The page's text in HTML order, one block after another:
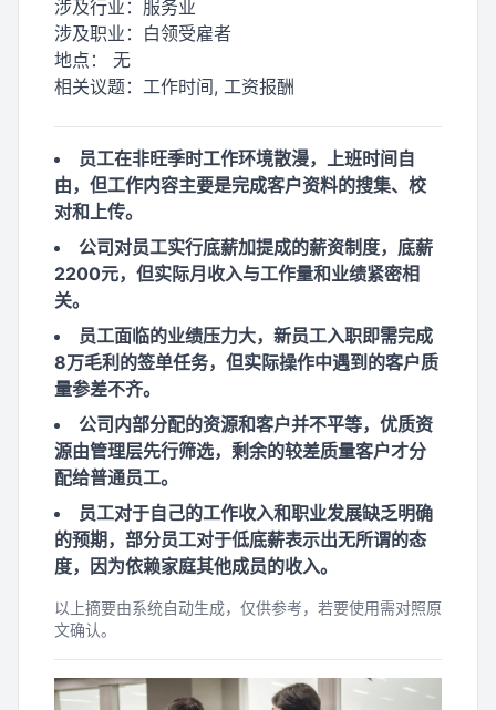
涉及行业： 服务业
涉及职业： 白领受雇者
地点： 无
相关议题： 工作时间, 工资报酬
员工在非旺季时工作环境散漫，上班时间自
由，但工作内容主要是完成客户资料的搜集、校
对和上传。
公司对员工实行底薪加提成的薪资制度，底薪
2200元，但实际月收入与工作量和业绩紧密相
关。
员工面临的业绩压力大，新员工入职即需完成
8万毛利的签单任务，但实际操作中遇到的客户质
量参差不齐。
公司内部分配的资源和客户并不平等，优质资
源由管理层先行筛选，剩余的较差质量客户才分
配给普通员工。
员工对于自己的工作收入和职业发展缺乏明确
的预期，部分员工对于低底薪表示出无所谓的态
度，因为依赖家庭其他成员的收入。
以上摘要由系统自动生成，仅供参考，若要使用需对照原
文确认。